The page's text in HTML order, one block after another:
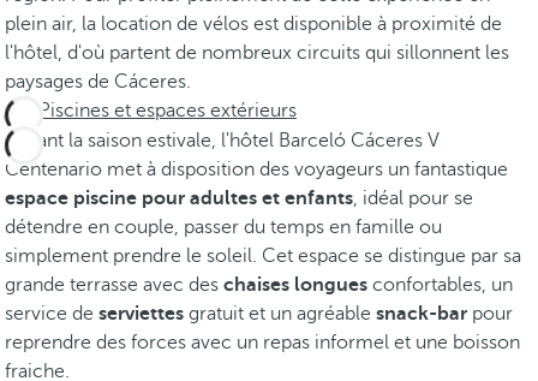
plein air, la location de vélos est disponible à proximité de
l'hôtel, d'où partent de nombreux circuits qui sillonnent les
paysages de Cáceres.
Piscines et espaces extérieurs
Durant la saison estivale, l'hôtel Barceló Cáceres V
Centenario met à disposition des voyageurs un fantastique
espace piscine pour adultes et enfants, idéal pour se
détendre en couple, passer du temps en famille ou
simplement prendre le soleil. Cet espace se distingue par sa
grande terrasse avec des chaises longues confortables, un
service de serviettes gratuit et un agréable snack-bar pour
reprendre des forces avec un repas informel et une boisson
fraiche.